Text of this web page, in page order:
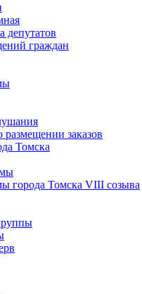
депутатов
граждан
заказов
Томска
города Томска VIII созыва